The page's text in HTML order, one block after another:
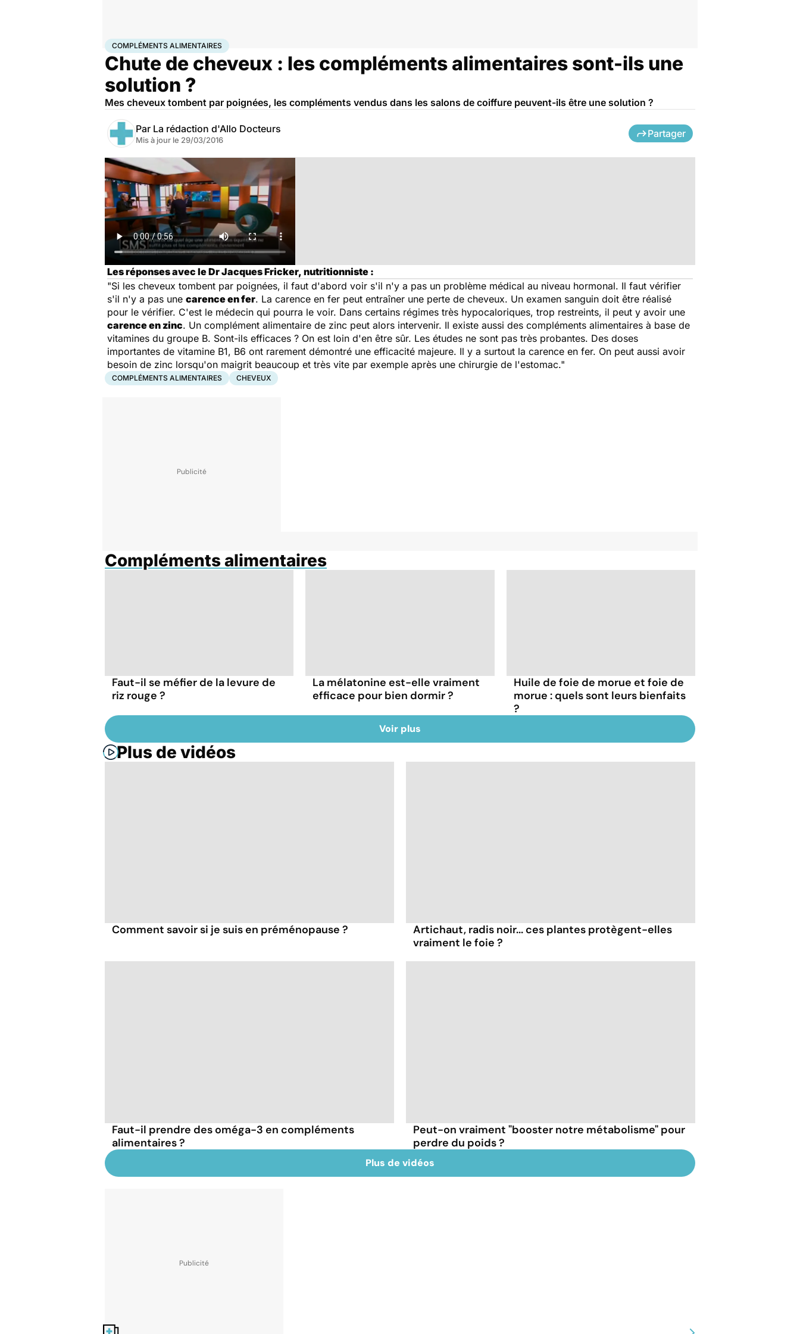
AccueilSantéCompléments alimentaires
COMPLÉMENTS ALIMENTAIRES
Chute de cheveux : les compléments alimentaires sont-ils une
solution ?
Mes cheveux tombent par poignées, les compléments vendus dans les salons de coiffure peuvent-ils être une solution ?
Par La rédaction d'Allo Docteurs
Mis à jour le 29/03/2016
Partager
Les réponses avec le Dr Jacques Fricker, nutritionniste :
"Si les cheveux tombent par poignées, il faut d'abord voir s'il n'y a pas un problème médical au niveau hormonal. Il faut vérifier
s'il n'y a pas une carence en fer. La carence en fer peut entraîner une perte de cheveux. Un examen sanguin doit être réalisé
pour le vérifier. C'est le médecin qui pourra le voir. Dans certains régimes très hypocaloriques, trop restreints, il peut y avoir une
carence en zinc. Un complément alimentaire de zinc peut alors intervenir. Il existe aussi des compléments alimentaires à base de
vitamines du groupe B. Sont-ils efficaces ? On est loin d'en être sûr. Les études ne sont pas très probantes. Des doses
importantes de vitamine B1, B6 ont rarement démontré une efficacité majeure. Il y a surtout la carence en fer. On peut aussi avoir
besoin de zinc lorsqu'on maigrit beaucoup et très vite par exemple après une chirurgie de l'estomac."
COMPLÉMENTS ALIMENTAIRES CHEVEUX
Compléments alimentaires
Faut-il se méfier de la levure de
riz rouge ?
La mélatonine est-elle vraiment
efficace pour bien dormir ?
Huile de foie de morue et foie de
morue : quels sont leurs bienfaits
?
Voir plus
Plus de vidéos
Comment savoir si je suis en préménopause ?
Artichaut, radis noir... ces plantes protègent-elles
vraiment le foie ?
Faut-il prendre des oméga-3 en compléments
alimentaires ?
Peut-on vraiment "booster notre métabolisme" pour
perdre du poids ?
Plus de vidéos